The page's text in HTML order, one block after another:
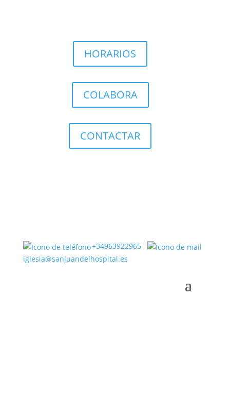
HORARIOS
COLABORA
CONTACTAR
+34963922965
iglesia@sanjuandelhospital.es